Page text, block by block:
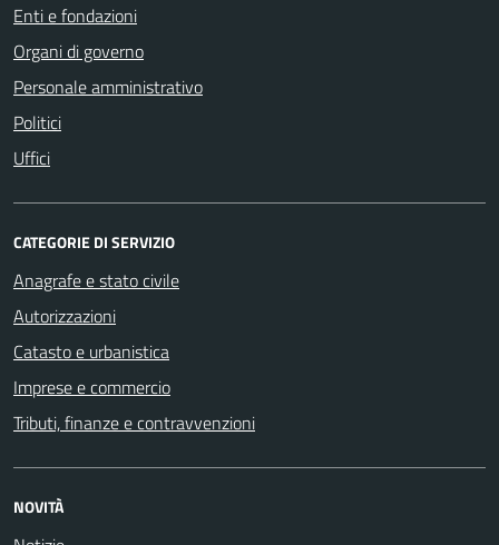
Enti e fondazioni
Organi di governo
Personale amministrativo
Politici
Uffici
CATEGORIE DI SERVIZIO
Anagrafe e stato civile
Autorizzazioni
Catasto e urbanistica
Imprese e commercio
Tributi, finanze e contravvenzioni
NOVITÀ